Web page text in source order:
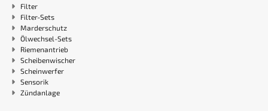
Filter
Filter-Sets
Marderschutz
Ölwechsel-Sets
Riemenantrieb
Scheibenwischer
Scheinwerfer
Sensorik
Zündanlage